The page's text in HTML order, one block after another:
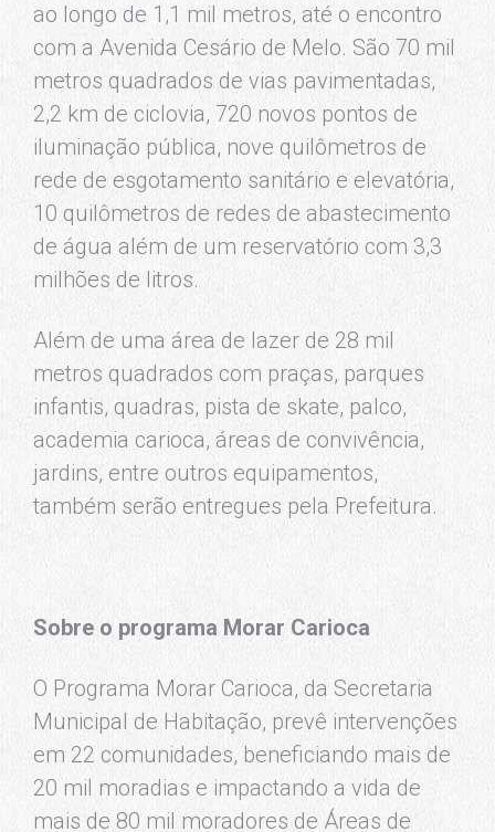
ao longo de 1,1 mil metros, até o encontro
com a Avenida Cesário de Melo. São 70 mil
metros quadrados de vias pavimentadas,
2,2 km de ciclovia, 720 novos pontos de
iluminação pública, nove quilômetros de
rede de esgotamento sanitário e elevatória,
10 quilômetros de redes de abastecimento
de água além de um reservatório com 3,3
milhões de litros.
Além de uma área de lazer de 28 mil
metros quadrados com praças, parques
infantis, quadras, pista de skate, palco,
academia carioca, áreas de convivência,
jardins, entre outros equipamentos,
também serão entregues pela Prefeitura.
Sobre o programa Morar Carioca
O Programa Morar Carioca, da Secretaria
Municipal de Habitação, prevê intervenções
em 22 comunidades, beneficiando mais de
20 mil moradias e impactando a vida de
mais de 80 mil moradores de Áreas de